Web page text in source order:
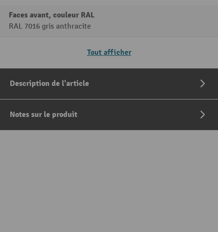
Faces avant, couleur RAL
RAL 7016 gris anthracite
Tout afficher
Description de l'article
Notes sur le produit